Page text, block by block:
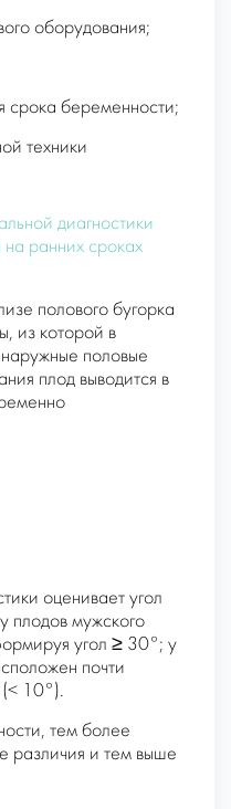
оборудования;
срока беременности;
техники
диагностики
ранних сроках
полового бугорка
из которой в
половые
плод выводится в
оценивает угол
плодов мужского
угол ≥ 30°; у
почти
(< 10°).
тем более
различия и тем выше